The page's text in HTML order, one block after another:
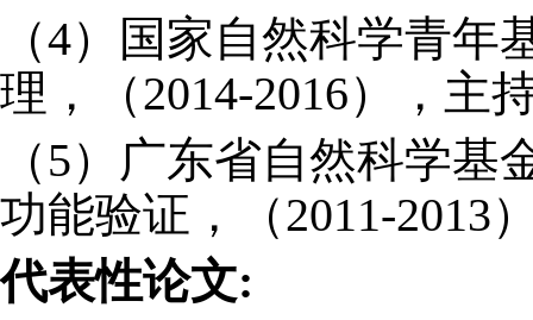
（4）国家自然科学青
理，（2014-2016），主
（5）广东省自然科学
功能验证，（2011-2013
代表性论文: